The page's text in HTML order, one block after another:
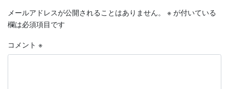
メールアドレスが公開されることはありません。 ※ が付いている
欄は必須項目です
コメント ※